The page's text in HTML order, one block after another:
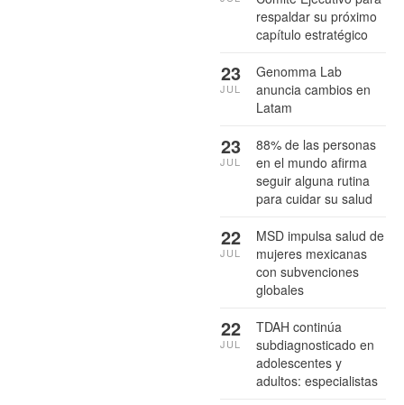
respaldar su próximo
capítulo estratégico
Genomma Lab
anuncia cambios en
Latam
23
JUL
88% de las personas
en el mundo afirma
seguir alguna rutina
para cuidar su salud
23
JUL
MSD impulsa salud de
mujeres mexicanas
con subvenciones
globales
22
JUL
TDAH continúa
subdiagnosticado en
adolescentes y
adultos: especialistas
22
JUL